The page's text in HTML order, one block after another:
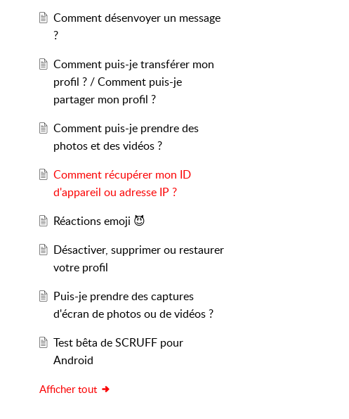
Comment désenvoyer un message
?
Comment puis-je transférer mon
profil ? / Comment puis-je
partager mon profil ?
Comment puis-je prendre des
photos et des vidéos ?
Comment récupérer mon ID
d'appareil ou adresse IP ?
Réactions emoji 😈
Désactiver, supprimer ou restaurer
votre profil
Puis-je prendre des captures
d'écran de photos ou de vidéos ?
Test bêta de SCRUFF pour
Android
Afficher tout